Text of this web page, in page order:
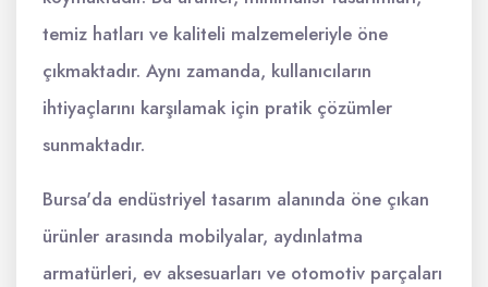
temiz hatları ve kaliteli malzemeleriyle öne
çıkmaktadır. Aynı zamanda, kullanıcıların
ihtiyaçlarını karşılamak için pratik çözümler
sunmaktadır.
Bursa'da endüstriyel tasarım alanında öne çıkan
ürünler arasında mobilyalar, aydınlatma
armatürleri, ev aksesuarları ve otomotiv parçaları